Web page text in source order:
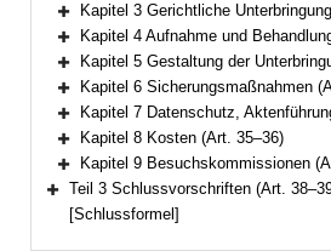
Bereich erweitern
Kapitel 3 Gerichtliche
Bereich erweitern
Kapitel 4 Aufnahme und Behandlung der
Bereich erweitern
Kapitel 5 Gestaltung der
Bereich erweitern
Kapitel 6 Sicherungsmaßnahmen
Bereich erweitern
Kapitel 7 Datenschutz, Aktenführung, Anonymisiertes Melderegister, örtliche
Bereich erweitern
Kapitel 8 Kosten (Art. 35–36)
Bereich erweitern
Kapitel 9 Besuchskommissionen
Bereich erweitern
Teil 3 Schlussvorschriften (Art.
[Schlussformel]